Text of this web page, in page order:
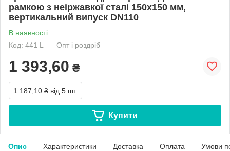
рамкою з неіржавкої сталі 150х150 мм,
вертикальний випуск DN110
В наявності
Код: 441 L
Опт і роздріб
1 393,60 ₴
1 187,10 ₴ від 5 шт.
Купити
Опис Характеристики Доставка Оплата Умови